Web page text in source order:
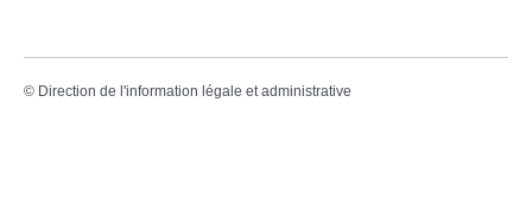
© Direction de l'information légale et administrative